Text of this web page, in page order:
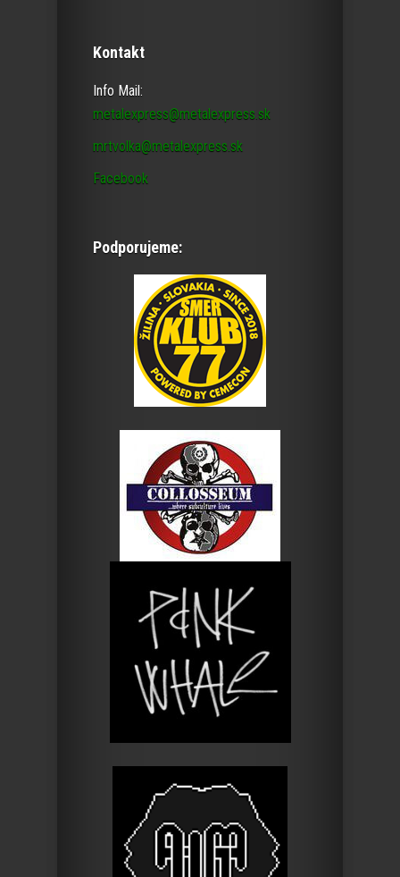
Kontakt
Info Mail:
metalexpress@metalexpress.sk
mrtvolka@metalexpress.sk
Facebook
Podporujeme: